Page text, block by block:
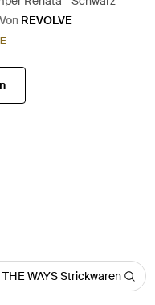
Von REVOLVE
WAYS Strickwaren